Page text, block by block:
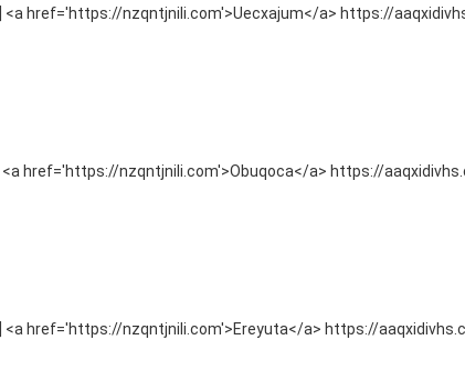
href='https://nzqntjnili.com'>Uecxajum</a> https://
href='https://nzqntjnili.com'>Obuqoca</a> https://
href='https://nzqntjnili.com'>Ereyuta</a> https://